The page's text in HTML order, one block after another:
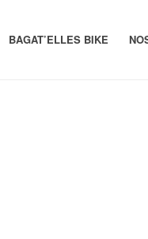
BAGAT’ELLES BIKE